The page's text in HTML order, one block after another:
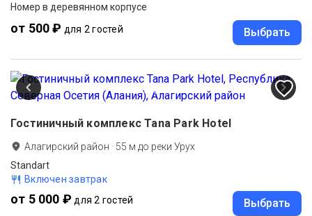
Номер в деревянном корпусе
от 500 ₽ для 2 гостей Выбрать
Гостиничный комплекс Tana Park Hotel
Алагирский район · 55 м до реки Урух
Standart
Включен завтрак
от 5 000 ₽ для 2 гостей Выбрать